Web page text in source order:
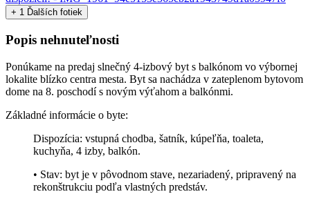
+ 1 Ďalších fotiek
Popis nehnuteľnosti
Ponúkame na predaj slnečný 4-izbový byt s balkónom vo výbornej
lokalite blízko centra mesta. Byt sa nachádza v zateplenom bytovom
dome na 8. poschodí s novým výťahom a balkónmi.
Základné informácie o byte:
Dispozícia: vstupná chodba, šatník, kúpeľňa, toaleta,
kuchyňa, 4 izby, balkón.
• Stav: byt je v pôvodnom stave, nezariadený, pripravený na
rekonštrukciu podľa vlastných predstáv.